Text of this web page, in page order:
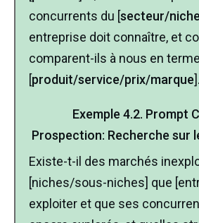
concurrents du [secteur/niche
entreprise doit connaître, et
comparent-ils à nous en
[produit/service/prix/marque].
Exemple 4.2. Prompt
Prospection: Recherche sur
Existe-t-il des marchés
[niches/sous-niches] que
exploiter et que ses